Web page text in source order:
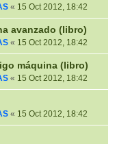
« 15 Oct 2012, 18:42
avanzado (libro)
« 15 Oct 2012, 18:42
máquina (libro)
« 15 Oct 2012, 18:42
« 15 Oct 2012, 18:42